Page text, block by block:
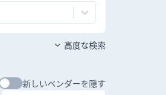
 高度な検索
新しいベンダーを隠す